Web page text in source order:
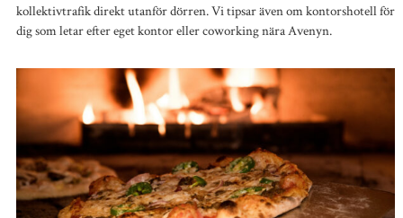
kollektivtrafik direkt utanför dörren. Vi tipsar även om kontorshotell för
dig som letar efter eget kontor eller coworking nära Avenyn.